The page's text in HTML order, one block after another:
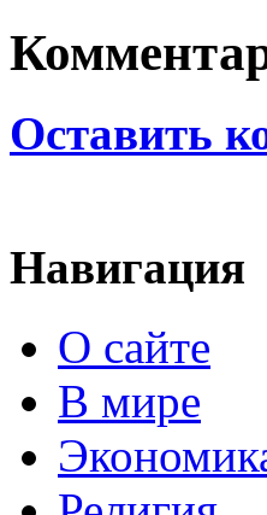
Оставить
Навигация
О сайте
В мире